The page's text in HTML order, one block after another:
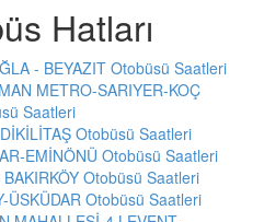
Hatları
- BEYAZIT Otobüsü Saatleri
METRO-SARIYER-KOÇ
Saatleri
Otobüsü Saatleri
EMİNÖNÜ Otobüsü Saatleri
Otobüsü Saatleri
ÜSKÜDAR Otobüsü Saatleri